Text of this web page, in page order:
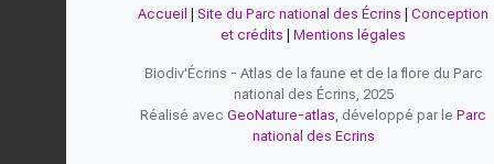
Dernière observation en 2026 Fiche espèce
Rousserolle turdoïde
Acrocephalus arundinaceus
(Linnaeus, 1758)
1observation
Dernière observation en 2004
Accueil Site du Parc national des Écrins
Conception
et crédits
Mentions légales
Biodiv'Écrins - Atlas de la faune et de la flore du Parc
national des Écrins, 2025
Réalisé avec GeoNature-atlas, développé par le Parc
national des Ecrins